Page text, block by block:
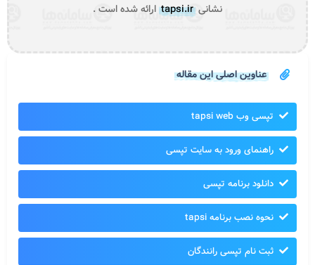
نشانیtapsi.irارائه شده است .
عناوین اصلی این مقاله
تپسی وب tapsi web
راهنمای ورود به سایت تپسی
دانلود برنامه تپسی
نحوه نصب برنامه tapsi
ثبت نام تپسی رانندگان